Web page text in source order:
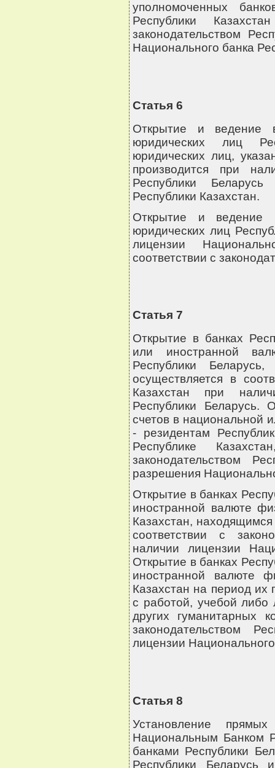
уполномоченных
Республики
законодательством
Национального банка
Статья 6
Открытие и ведение
юридических лиц
юридических лиц,
производится при
Республики
Республики Казахстан.
Открытие и ведение
юридических лиц
лицензии
соответствии с
Статья 7
Открытие в банках
или иностранной
Республики
осуществляется в
Казахстан при
Республики Беларусь.
счетов в национальной
- резидентам
Республике
законодательством
разрешения
Открытие в банках
иностранной валюте
Казахстан,
соответствии с
наличии лицензии
Открытие в банках
иностранной валюте
Казахстан на период их
с работой, учебой либо
других гуманитарных
законодательством
лицензии
Статья 8
Установление
Национальным Банком
банками Республики
Республики Беларусь